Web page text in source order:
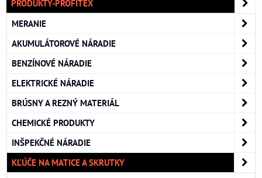
PRODUKTY-PROFITEX
MERANIE
AKUMULÁTOROVÉ NÁRADIE
BENZÍNOVÉ NÁRADIE
ELEKTRICKÉ NÁRADIE
BRÚSNY A REZNÝ MATERIÁL
CHEMICKÉ PRODUKTY
INŠPEKČNÉ NÁRADIE
KĽÚČE NA MATICE A SKRUTKY